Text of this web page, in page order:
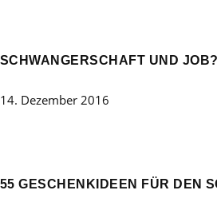
SCHWANGERSCHAFT UND
14. Dezember 2016
55 GESCHENKIDEEN FÜR DEN